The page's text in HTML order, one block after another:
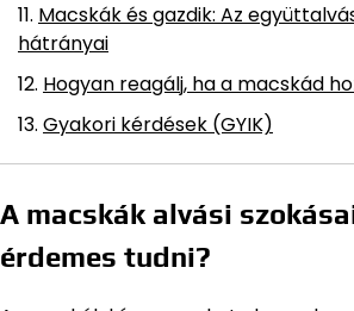
Macskák és gazdik: Az
hátrányai
Hogyan reagálj, ha a macskád
Gyakori kérdések (GYIK)
A macskák alvási
érdemes tudni?